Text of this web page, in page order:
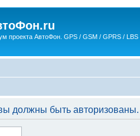
проекта АвтоФон. GPS / GSM / GPRS /
должны быть авторизованы.